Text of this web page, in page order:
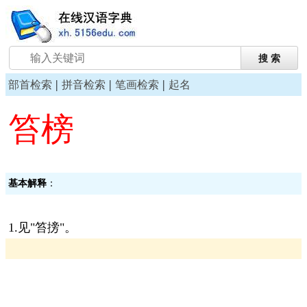
部首检索 | 拼音检索 | 笔画检索 | 起名
笞榜
基本解释 ：
1.见"笞搒"。